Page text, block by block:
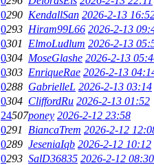
0290 KendallSan 2026-2-13
0293 Hiram99L66 2026-2-13
0301 ElmoLudlum 2026-2-13
0304 MoseGlashe 2026-2-13
0303 EnriqueRae 2026-2-13
0288 GabrielleL 2026-2-13 03:14
0304 CliffordRu 2026-2-13 01:52
24507poney 2026-2-12 23:58
0291 BiancaTrem 2026-2-12
0289 JeseniaIqb 2026-2-12 10:12
0293 SalD36835 2026-2-12 08:30